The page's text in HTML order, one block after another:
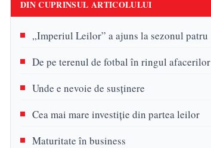
DIN CUPRINSUL ARTICOLULUI
„Imperiul Leilor” a ajuns la sezonul patru
De pe terenul de fotbal în ringul afacerilor
Unde e nevoie de susținere
Cea mai mare investiție din partea leilor
Maturitate în business